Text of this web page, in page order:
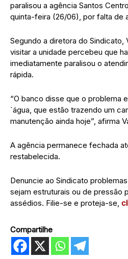
paralisou a agência Santos
quinta-feira (26/06), por falta de
Segundo a diretora do Sindicato,
visitar a unidade percebeu que
imediatamente paralisou o
rápida.
“O banco disse que o problema
´água, que estão trazendo um
manutenção ainda hoje”, afirma
A agência permanece fechada
restabelecida.
Denuncie ao Sindicato
sejam estruturais ou de pressão
assédios. Filie-se e proteja-se,
Compartilhe